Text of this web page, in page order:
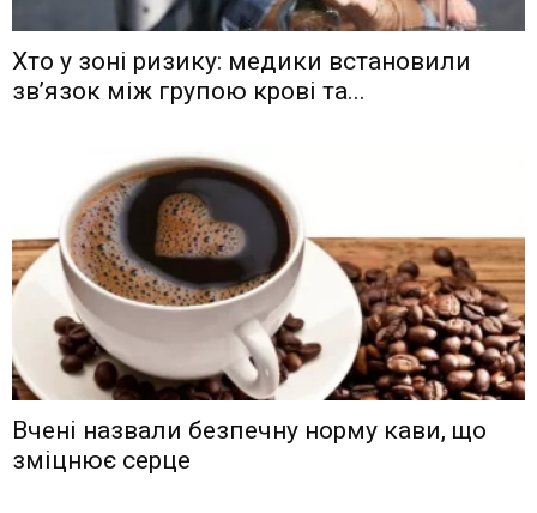
Хто у зоні ризику: медики встановили
зв’язок між групою крові та...
Вчені назвали безпечну норму кави, що
зміцнює серце